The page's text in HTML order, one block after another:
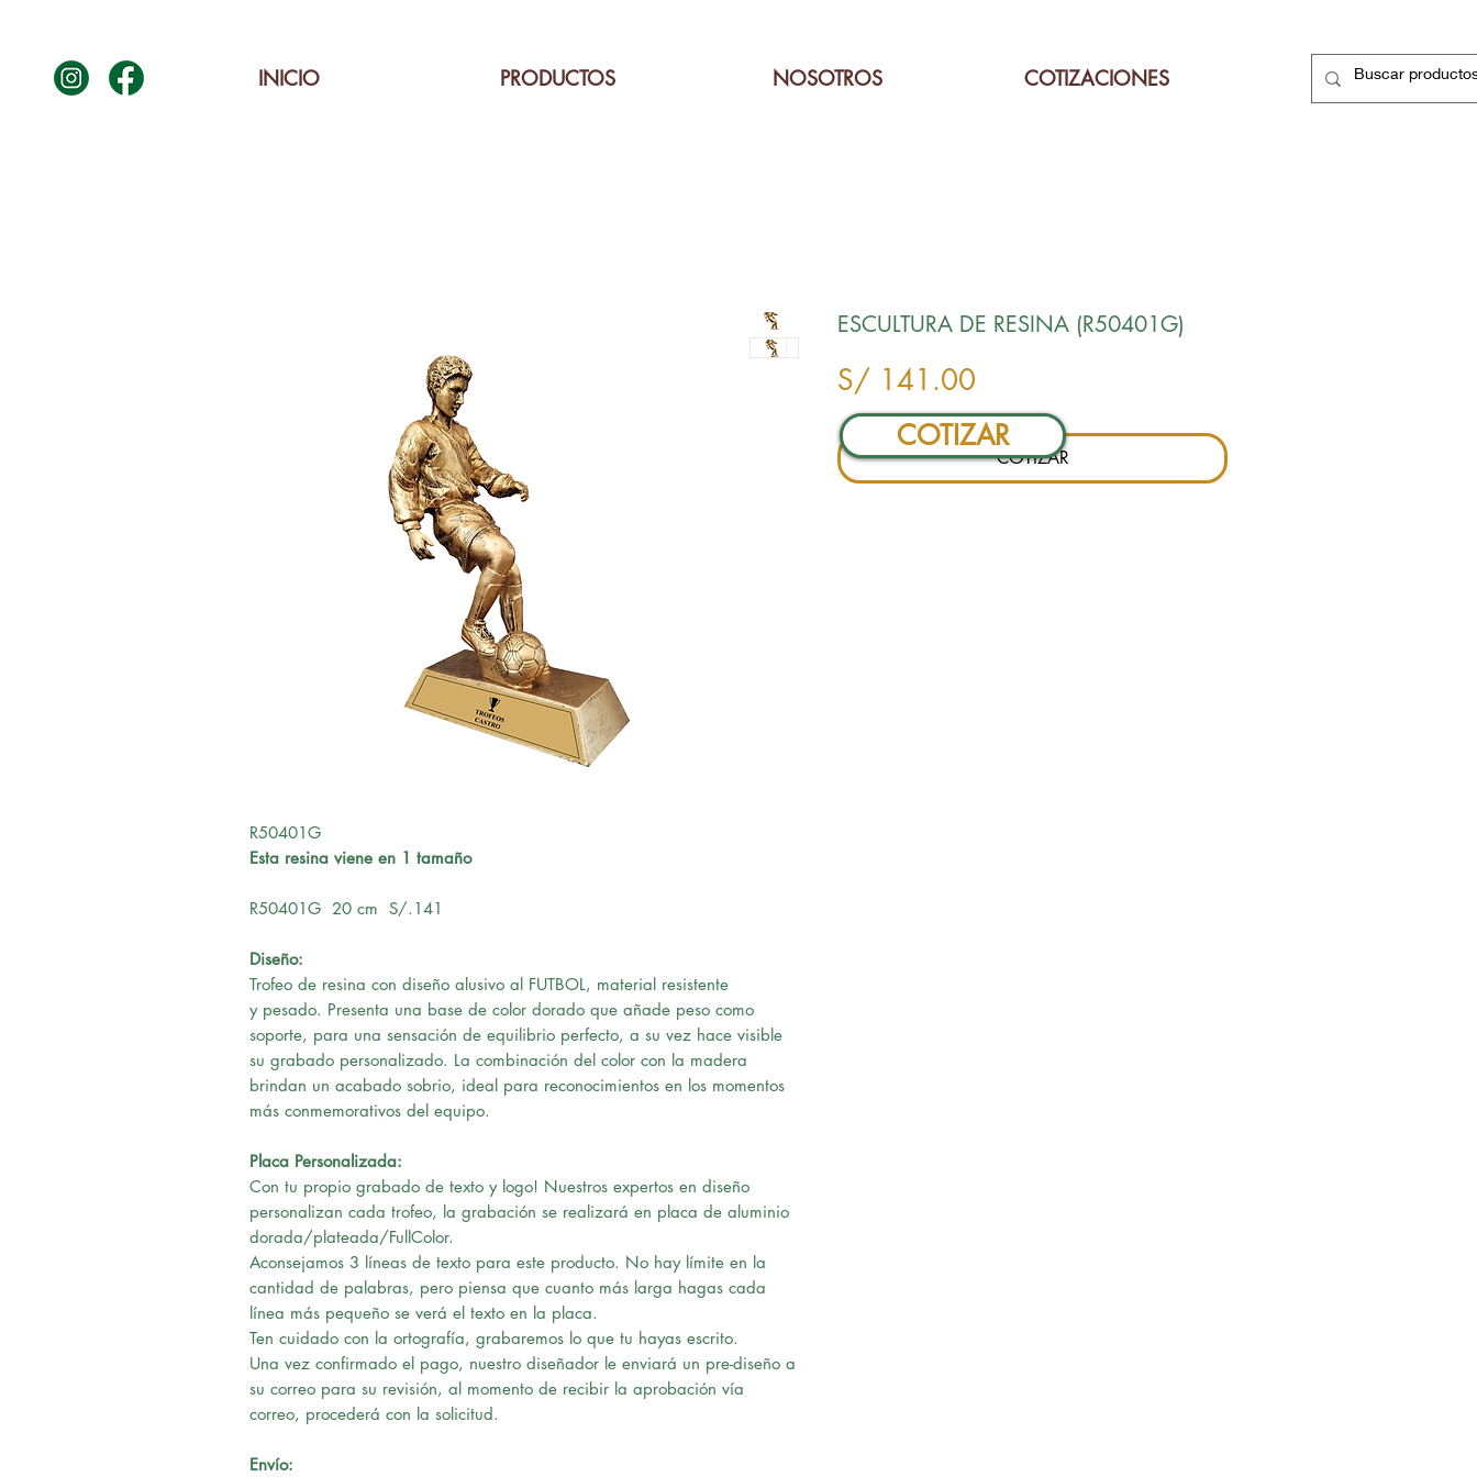
INICIO PRODUCTOS NOSOTROS COTIZACIONES
R50401G
Esta resina viene en 1 tamaño
R50401G 20 cm S/.141
Diseño:
Trofeo de resina con diseño alusivo al FUTBOL, material resistente
y pesado. Presenta una base de color dorado que añade peso como
soporte, para una sensación de equilibrio perfecto, a su vez hace visible
su grabado personalizado. La combinación del color con la madera
brindan un acabado sobrio, ideal para reconocimientos en los momentos
más conmemorativos del equipo.
Placa Personalizada:
Con tu propio grabado de texto y logo! Nuestros expertos en diseño
personalizan cada trofeo, la grabación se realizará en placa de aluminio
dorada/plateada/FullColor.
Aconsejamos 3 líneas de texto para este producto. No hay límite en la
cantidad de palabras, pero piensa que cuanto más larga hagas cada
línea más pequeño se verá el texto en la placa.
Ten cuidado con la ortografía, grabaremos lo que tu hayas escrito.
Una vez confirmado el pago, nuestro diseñador le enviará un pre-diseño a
su correo para su revisión, al momento de recibir la aprobación vía
correo, procederá con la solicitud.
Envío:
ESCULTURA DE RESINA (R50401G)
S/ 141.00
COTIZAR
COTIZAR